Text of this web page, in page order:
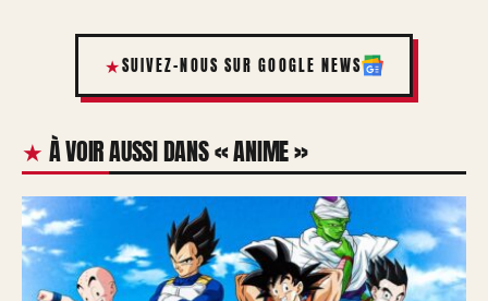
SUIVEZ-NOUS SUR GOOGLE NEWS
À VOIR AUSSI DANS « ANIME »